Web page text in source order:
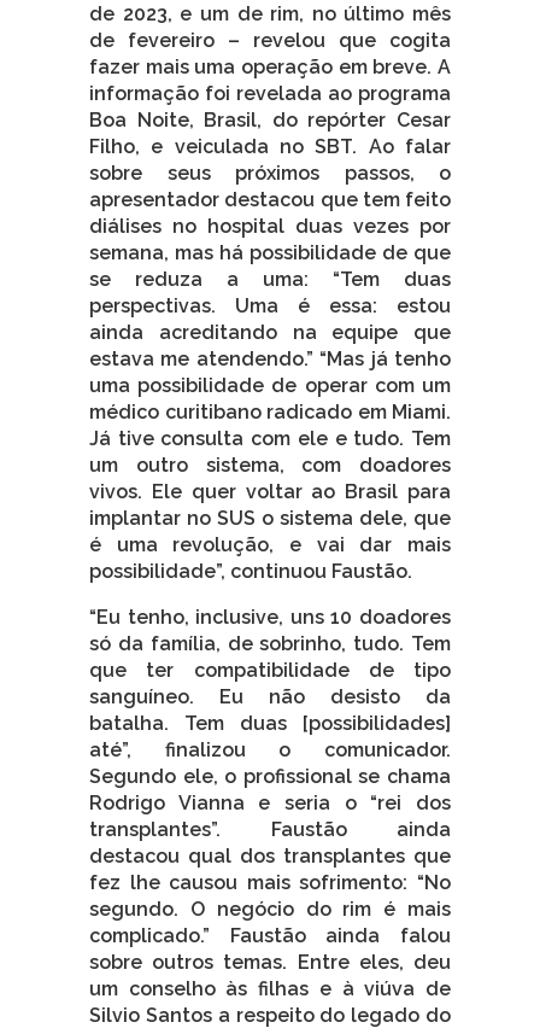
de 2023, e um de rim, no último mês
de fevereiro – revelou que cogita
fazer mais uma operação em breve. A
informação foi revelada ao programa
Boa Noite, Brasil, do repórter Cesar
Filho, e veiculada no SBT. Ao falar
sobre seus próximos passos, o
apresentador destacou que tem feito
diálises no hospital duas vezes por
semana, mas há possibilidade de que
se reduza a uma: “Tem duas
perspectivas. Uma é essa: estou
ainda acreditando na equipe que
estava me atendendo.” “Mas já tenho
uma possibilidade de operar com um
médico curitibano radicado em Miami.
Já tive consulta com ele e tudo. Tem
um outro sistema, com doadores
vivos. Ele quer voltar ao Brasil para
implantar no SUS o sistema dele, que
é uma revolução, e vai dar mais
possibilidade”, continuou Faustão.
“Eu tenho, inclusive, uns 10 doadores
só da família, de sobrinho, tudo. Tem
que ter compatibilidade de tipo
sanguíneo. Eu não desisto da
batalha. Tem duas [possibilidades]
até”, finalizou o comunicador.
Segundo ele, o profissional se chama
Rodrigo Vianna e seria o “rei dos
transplantes”. Faustão ainda
destacou qual dos transplantes que
fez lhe causou mais sofrimento: “No
segundo. O negócio do rim é mais
complicado.” Faustão ainda falou
sobre outros temas. Entre eles, deu
um conselho às filhas e à viúva de
Silvio Santos a respeito do legado do